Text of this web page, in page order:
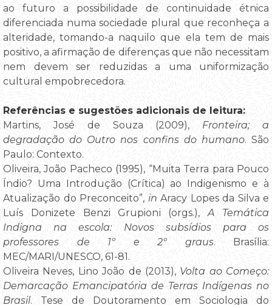
ao futuro a possibilidade de continuidade étnica
diferenciada numa sociedade plural que reconheça a
alteridade, tomando-a naquilo que ela tem de mais
positivo, a afirmação de diferenças que não necessitam
nem devem ser reduzidas a uma uniformização
cultural empobrecedora.
Referências e sugestões adicionais de leitura:
Martins, José de Souza (2009), Fronteira; a
degradação do Outro nos confins do humano. São
Paulo: Contexto.
Oliveira, João Pacheco (1995), “Muita Terra para Pouco
Índio? Uma Introdução (Crítica) ao Indigenismo e à
Atualização do Preconceito”, in Aracy Lopes da Silva e
Luís Donizete Benzi Grupioni (orgs.),A Temática
Indigna na escola: Novos subsídios para os
professores de 1º e 2º graus. Brasília:
MEC/MARI/UNESCO, 61-81.
Oliveira Neves, Lino João de (2013), Volta ao Começo:
Demarcação Emancipatória de Terras Indígenas no
Brasil. Tese de Doutoramento em Sociologia do